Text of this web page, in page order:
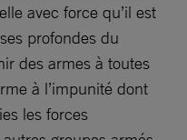
avec force qu’il est
profondes du
des armes à toutes
à l’impunité dont
les forces